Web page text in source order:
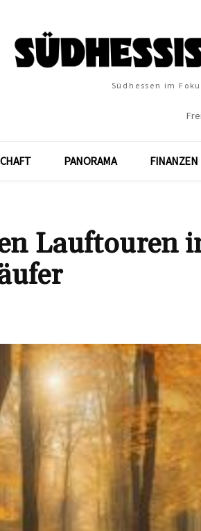
Südhessen im
PANORAMA FINANZEN
Lauftouren